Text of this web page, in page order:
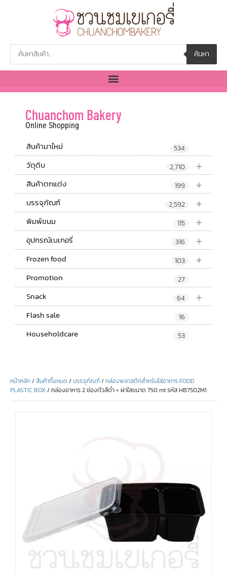
ค้นหา
Chuanchom Bakery
Online Shopping
สินค้ามาใหม่ 534
+
วัตุดิบ 2,710
+
สินค้าตกแต่ง 199
+
บรรจุภัณฑ์ 2,592
+
พิมพ์ขนม 115
+
อุปกรณ์เบเกอรี่ 316
+
Frozen food 103
Promotion 27
+
Snack 64
Flash sale 16
Householdcare 53
หน้าหลัก/สินค้าทั้งหมด /บรรจุภัณฑ์/กล่องพลาสติกสำหรับใส่อาหาร FOOD
PLASTIC BOX / กล่องอาหาร 2 ช่องตัวสีดำ + ฝาใสขนาด 750 ml รหัส HB7502M1